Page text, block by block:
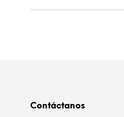
Contáctanos